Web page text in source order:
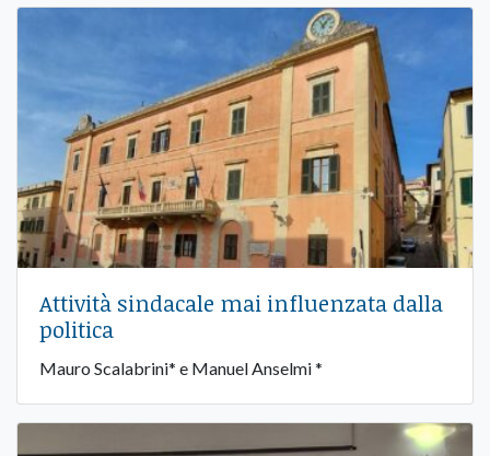
Attività sindacale mai influenzata dalla
politica
Mauro Scalabrini* e Manuel Anselmi *